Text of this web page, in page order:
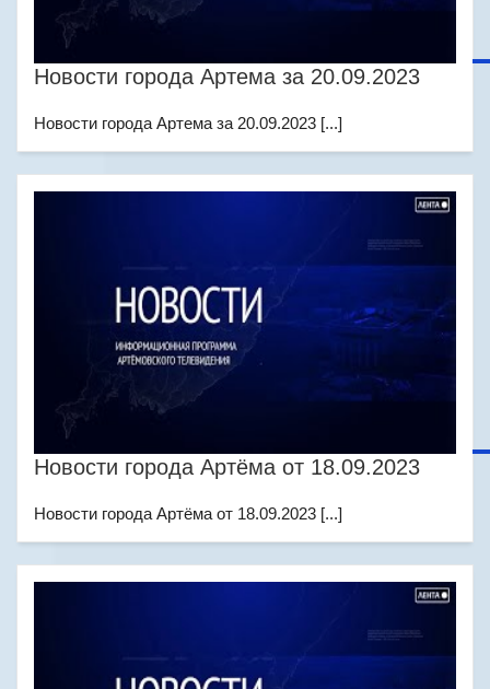
Новости города Артема за 20.09.2023
Новости города Артема за 20.09.2023 [...]
Новости города Артёма от 18.09.2023
Новости города Артёма от 18.09.2023 [...]